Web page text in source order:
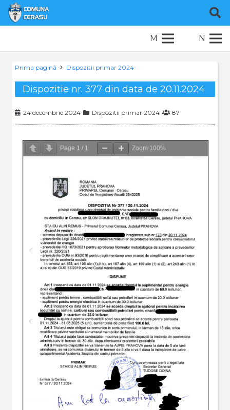
M N
Prima pagină Dispozitii primar 2024
Dispozitie nr. 377 din data de 20.11.2024
24 decembrie 2024 Dispozitii primar 2024 87
Page 1 / 1 Zoom 100%